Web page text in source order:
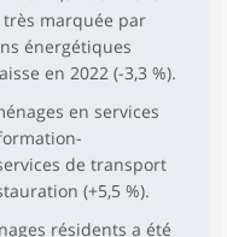
très marquée par
énergétiques
en 2022 (-3,3 %).
en services
de transport
(+5,5 %).
résidents a été